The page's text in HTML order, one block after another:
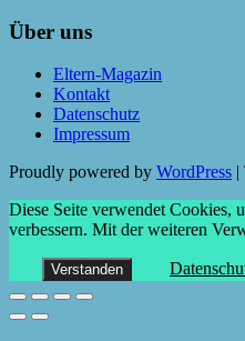
Über uns
Eltern-Magazin
Kontakt
Datenschutz
Impressum
Proudly powered by WordPress
Diese Seite verwendet Cookies,
verbessern. Mit der weiteren
Verstanden